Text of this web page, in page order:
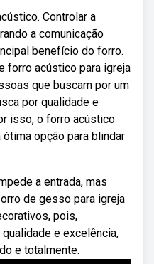
Controlar a
a comunicação
benefício do forro.
forro acústico para igreja
que buscam por um
por qualidade e
isso, o forro acústico
opção para blindar
a entrada, mas
de gesso para igreja
pois,
e excelência,
e totalmente.